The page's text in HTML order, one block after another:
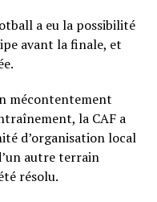
a eu la possibilité
avant la finale, et
mécontentement
la CAF a
d’organisation local
autre terrain
résolu.